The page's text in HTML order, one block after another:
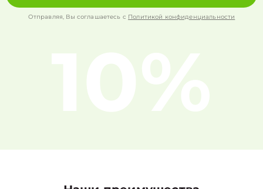
Отправляя, Вы соглашаетесь с Политикой конфиденциальности
10%